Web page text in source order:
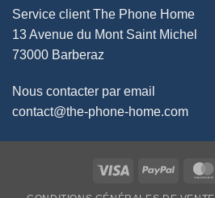
Service client The Phone Home
13 Avenue du Mont Saint Michel
73000 Barberaz
Nous contacter par email
contact@the-phone-home.com
Visa PayPal